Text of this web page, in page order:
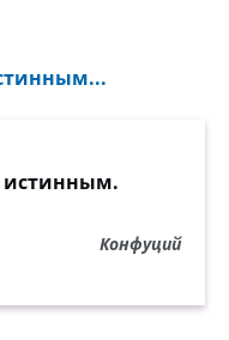
истинным.
Конфуций